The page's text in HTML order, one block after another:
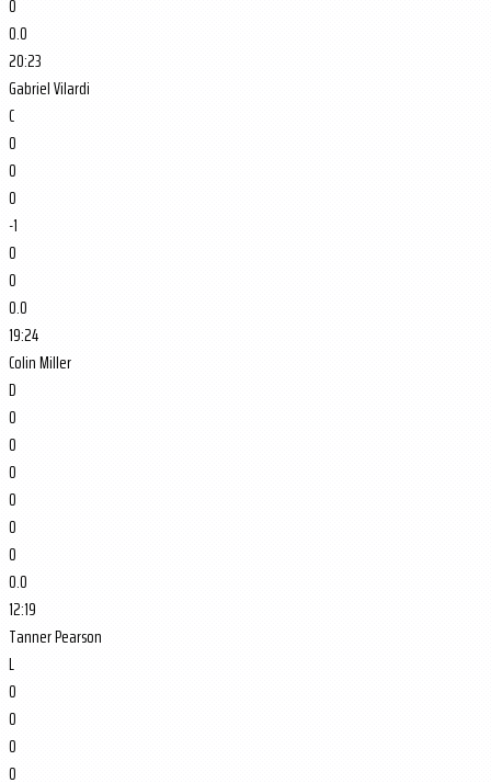
0
0.0
20:23
Gabriel Vilardi
C
0
0
0
-1
0
0
0.0
19:24
Colin Miller
D
0
0
0
0
0
0
0.0
12:19
Tanner Pearson
L
0
0
0
0